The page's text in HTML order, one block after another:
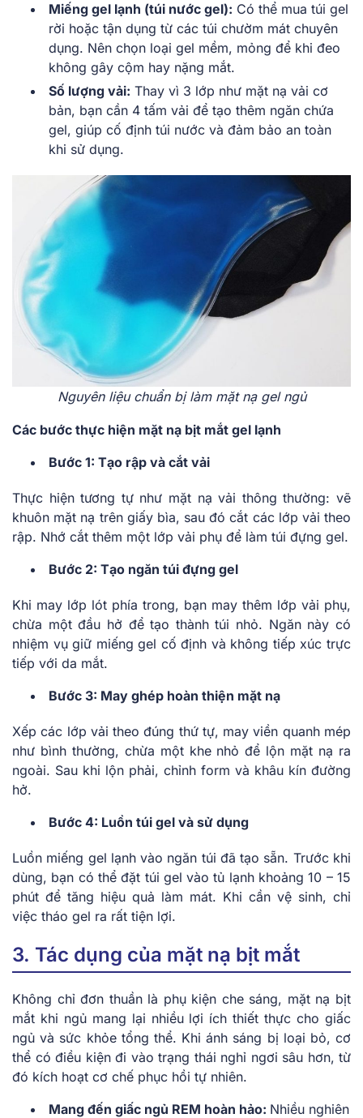
Miếng gel lạnh (túi nước gel): Có thể mua túi gel
rời hoặc tận dụng từ các túi chườm mát chuyên
dụng. Nên chọn loại gel mềm, mỏng để khi đeo
không gây cộm hay nặng mắt.
Số lượng vải: Thay vì 3 lớp như mặt nạ vải cơ
bản, bạn cần 4 tấm vải để tạo thêm ngăn chứa
gel, giúp cố định túi nước và đảm bảo an toàn
khi sử dụng.
Nguyên liệu chuẩn bị làm mặt nạ gel ngủ
Các bước thực hiện mặt nạ bịt mắt gel lạnh
Bước 1: Tạo rập và cắt vải
Thực hiện tương tự như mặt nạ vải thông thường: vẽ
khuôn mặt nạ trên giấy bìa, sau đó cắt các lớp vải theo
rập. Nhớ cắt thêm một lớp vải phụ để làm túi đựng gel.
Bước 2: Tạo ngăn túi đựng gel
Khi may lớp lót phía trong, bạn may thêm lớp vải phụ,
chừa một đầu hở để tạo thành túi nhỏ. Ngăn này có
nhiệm vụ giữ miếng gel cố định và không tiếp xúc trực
tiếp với da mắt.
Bước 3: May ghép hoàn thiện mặt nạ
Xếp các lớp vải theo đúng thứ tự, may viền quanh mép
như bình thường, chừa một khe nhỏ để lộn mặt nạ ra
ngoài. Sau khi lộn phải, chỉnh form và khâu kín đường
hở.
Bước 4: Luồn túi gel và sử dụng
Luồn miếng gel lạnh vào ngăn túi đã tạo sẵn. Trước khi
dùng, bạn có thể đặt túi gel vào tủ lạnh khoảng 10 – 15
phút để tăng hiệu quả làm mát. Khi cần vệ sinh, chỉ
việc tháo gel ra rất tiện lợi.
3. Tác dụng của mặt nạ bịt mắt
Không chỉ đơn thuần là phụ kiện che sáng, mặt nạ bịt
mắt khi ngủ mang lại nhiều lợi ích thiết thực cho giấc
ngủ và sức khỏe tổng thể. Khi ánh sáng bị loại bỏ, cơ
thể có điều kiện đi vào trạng thái nghỉ ngơi sâu hơn, từ
đó kích hoạt cơ chế phục hồi tự nhiên.
Mang đến giấc ngủ REM hoàn hảo: Nhiều nghiên